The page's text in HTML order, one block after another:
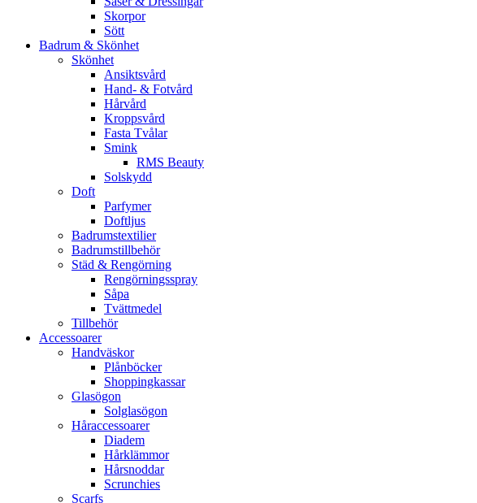
Skorpor
Sött
Badrum & Skönhet
Skönhet
Ansiktsvård
Hand- & Fotvård
Hårvård
Kroppsvård
Fasta Tvålar
Smink
RMS Beauty
Solskydd
Doft
Parfymer
Doftljus
Badrumstextilier
Badrumstillbehör
Städ & Rengörning
Rengörningsspray
Såpa
Tvättmedel
Tillbehör
Accessoarer
Handväskor
Plånböcker
Shoppingkassar
Glasögon
Solglasögon
Håraccessoarer
Diadem
Hårklämmor
Hårsnoddar
Scrunchies
Scarfs